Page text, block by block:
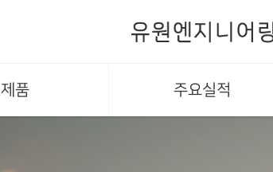
제품 주요실적